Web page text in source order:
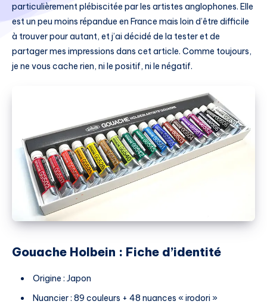
particulièrement plébiscitée par les artistes anglophones. Elle
est un peu moins répandue en France mais loin d’être difficile
à trouver pour autant, et j’ai décidé de la tester et de
partager mes impressions dans cet article. Comme toujours,
je ne vous cache rien, ni le positif, ni le négatif.
Gouache Holbein : Fiche d’identité
Origine : Japon
Nuancier : 89 couleurs + 48 nuances « irodori »